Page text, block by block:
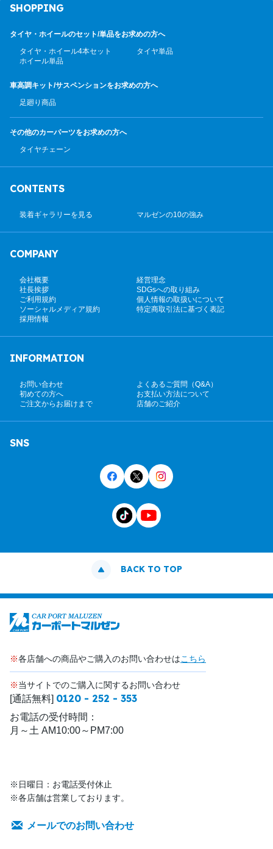
SHOPPING
タイヤ・ホイールのセット/単品をお求めの方へ
タイヤ・ホイール4本セット
タイヤ単品
ホイール単品
車高調キット/サスペンションをお求めの方へ
足廻り商品
その他のカーパーツをお求めの方へ
タイヤチェーン
CONTENTS
装着ギャラリーを見る マルゼンの10の強み
COMPANY
会社概要
経営理念
社長挨拶
SDGsへの取り組み
ご利用規約
個人情報の取扱いについて
ソーシャルメディア規約
特定商取引法に基づく表記
採用情報
INFORMATION
お問い合わせ
よくあるご質問（Q&A）
初めての方へ
お支払い方法について
ご注文からお届けまで
店舗のご紹介
SNS
BACK TO TOP
※各店舗への商品やご購入のお問い合わせはこちら
※当サイトでのご購入に関するお問い合わせ
[通話無料] 0120 - 252 - 353
お電話の受付時間：
月～土 AM10:00～PM7:00
※日曜日：お電話受付休止
※各店舗は営業しております。
メールでのお問い合わせ